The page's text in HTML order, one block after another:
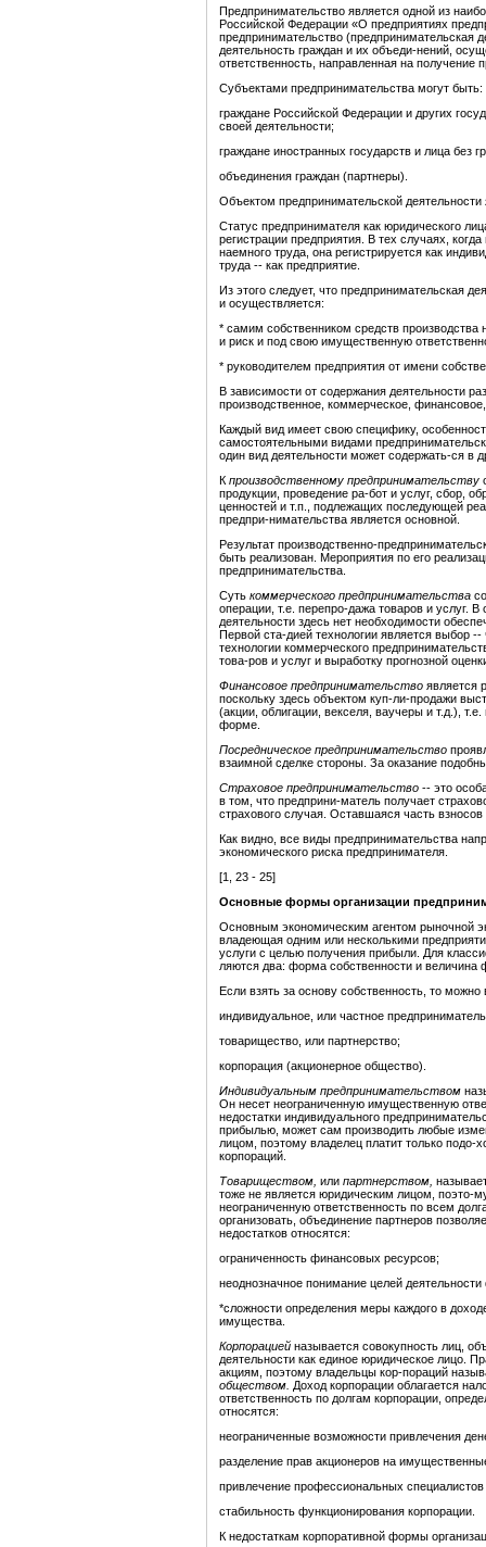
Предпринимательство является одной из
Российской Федерации «О предприятиях
предпринимательство (предпринимательская
деятельность граждан и их объеди-нений,
ответственность, направленная на получение
Субъектами предпринимательства могут быть:
граждане Российской Федерации и других
своей деятельности;
граждане иностранных государств и лица без
объединения граждан (партнеры).
Объектом предпринимательской деятельности
Статус предпринимателя как юридического
регистрации предприятия. В тех случаях,
наемного труда, она регистрируется как
труда -- как предприятие.
Из этого следует, что предпринимательская
и осуществляется:
* самим собственником средств производства
и риск и под свою имущественную
* руководителем предприятия от имени
В зависимости от содержания деятельности
производственное, коммерческое,
Каждый вид имеет свою специфику,
самостоятельными видами
один вид деятельности может содержать-ся в
К производственному предпринимательству
продукции, проведение ра-бот и услуг, сбор,
ценностей и т.п., подлежащих последующей
предпри-нимательства является основной.
Результат производственно-
быть реализован. Мероприятия по его
предпринимательства.
Суть коммерческого предпринимательства
операции, т.е. перепро-дажа товаров и услуг.
деятельности здесь нет необходимости
Первой ста-дией технологии является выбор
технологии коммерческого
това-ров и услуг и выработку прогнозной
Финансовое предпринимательство является
поскольку здесь объектом куп-ли-продажи
(акции, облигации, векселя, ваучеры и т.д.),
форме.
Посредническое предпринимательство
взаимной сделке стороны. За оказание
Страховое предпринимательство -- это
в том, что предприни-матель получает
страхового случая. Оставшаяся часть
Как видно, все виды предпринимательства
экономического риска предпринимателя.
[1, 23 - 25]
Основные формы организации
Основным экономическим агентом рыночной
владеющая одним или несколькими
услуги с целью получения прибыли. Для
ляются два: форма собственности и величина
Если взять за основу собственность, то
индивидуальное, или частное
товарищество, или партнерство;
корпорация (акционерное общество).
Индивидуальным предпринимательством
Он несет неограниченную имущественную
недостатки индивидуального
прибылью, может сам производить любые
лицом, поэтому владелец платит только подо-
корпораций.
Товариществом или партнерством
тоже не является юридическим лицом, поэто-
неограниченную ответственность по всем
организовать, объединение партнеров
недостатков относятся:
ограниченность финансовых ресурсов;
неоднозначное понимание целей
*сложности определения меры каждого в
имущества.
Корпорацией называется совокупность лиц,
деятельности как единое юридическое лицо.
акциям, поэтому владельцы кор-пораций
обществом. Доход корпорации облагается
ответственность по долгам корпорации,
относятся:
неограниченные возможности привлечения
разделение прав акционеров на
привлечение профессиональных
стабильность функционирования корпорации.
К недостаткам корпоративной формы